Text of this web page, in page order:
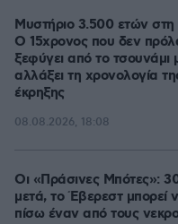
Μυστήριο 3.500 ετών στη
Ο 15χρονος που δεν
ξεφύγει από το τσουνάμι
αλλάξει τη χρονολογία
έκρηξης
08.08.2026, 18:08
Οι «Πράσινες Μπότες»:
μετά, το Έβερεστ μπορεί
πίσω έναν από τους